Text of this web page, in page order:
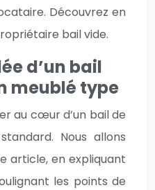
Découvrez en
bail vide.
d’un bail
meublé type
au cœur d’un bail de
Nous allons
article, en expliquant
les points de